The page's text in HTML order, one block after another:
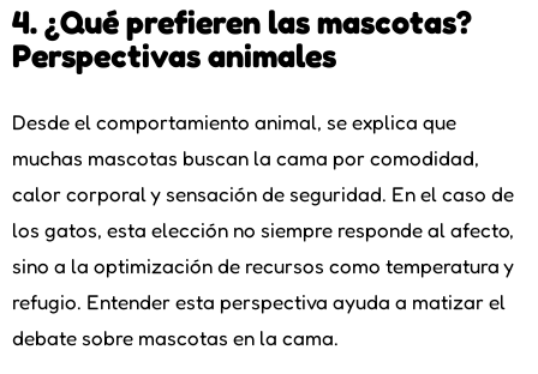
4. ¿Qué prefieren las mascotas?
Perspectivas animales
Desde el comportamiento animal, se explica que
muchas mascotas buscan la cama por comodidad,
calor corporal y sensación de seguridad. En el caso de
los gatos, esta elección no siempre responde al afecto,
sino a la optimización de recursos como temperatura y
refugio. Entender esta perspectiva ayuda a matizar el
debate sobre mascotas en la cama.